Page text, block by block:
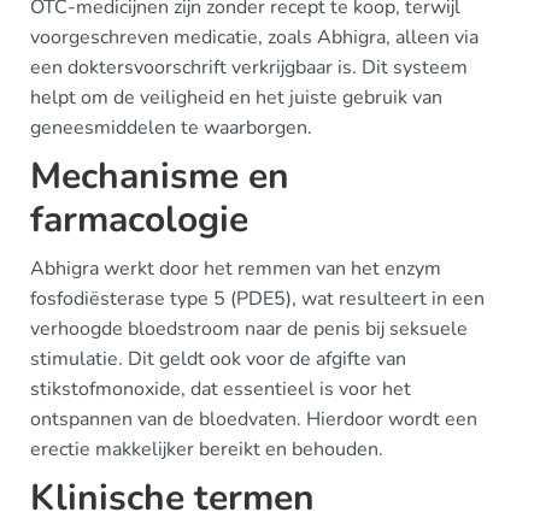
OTC-medicijnen zijn zonder recept te koop, terwijl
voorgeschreven medicatie, zoals Abhigra, alleen via
een doktersvoorschrift verkrijgbaar is. Dit systeem
helpt om de veiligheid en het juiste gebruik van
geneesmiddelen te waarborgen.
Mechanisme en
farmacologie
Abhigra werkt door het remmen van het enzym
fosfodiësterase type 5 (PDE5), wat resulteert in een
verhoogde bloedstroom naar de penis bij seksuele
stimulatie. Dit geldt ook voor de afgifte van
stikstofmonoxide, dat essentieel is voor het
ontspannen van de bloedvaten. Hierdoor wordt een
erectie makkelijker bereikt en behouden.
Klinische termen